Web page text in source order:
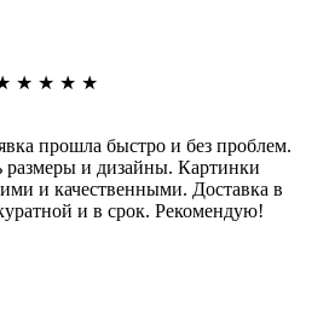
★ ★ ★ ★
прошла быстро и без проблем.
размеры и дизайны. Картинки
и качественными. Доставка в
и в срок. Рекомендую!